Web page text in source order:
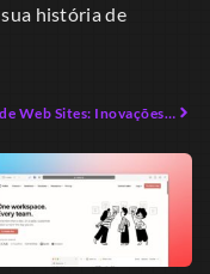
história de
Criação de Web Sites: Inovações para o Sucesso Digital